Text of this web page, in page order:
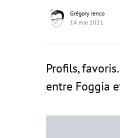
Grégory Ienco
14 mai 2021
Profils,
entre Foggia